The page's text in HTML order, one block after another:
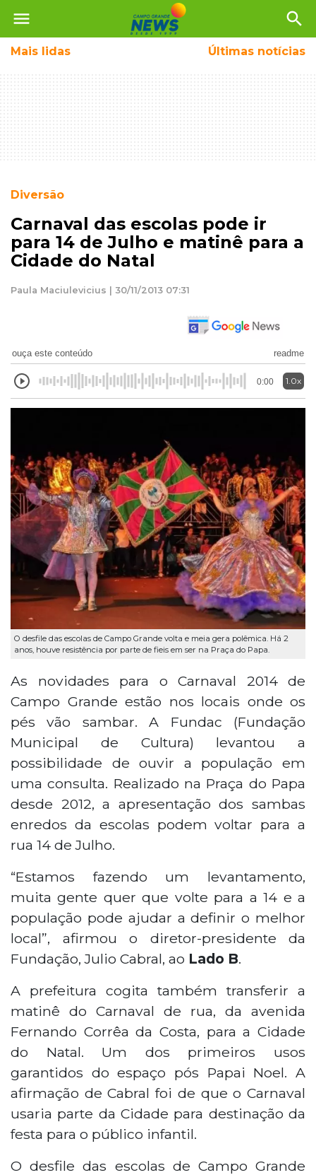
menu search
Mais lidas Últimas notícias
Diversão
Carnaval das escolas pode ir
para 14 de Julho e matinê para a
Cidade do Natal
Paula Maciulevicius | 30/11/2013 07:31
ouça este conteúdo readme
0:00 1.0x
O desfile das escolas de Campo Grande volta e meia gera polêmica. Há 2
anos, houve resistência por parte de fieis em ser na Praça do Papa.
As novidades para o Carnaval 2014 de
Campo Grande estão nos locais onde os
pés vão sambar. A Fundac (Fundação
Municipal de Cultura) levantou a
possibilidade de ouvir a população em
uma consulta. Realizado na Praça do Papa
desde 2012, a apresentação dos sambas
enredos da escolas podem voltar para a
rua 14 de Julho.
“Estamos fazendo um levantamento,
muita gente quer que volte para a 14 e a
população pode ajudar a definir o melhor
local”, afirmou o diretor-presidente da
Fundação, Julio Cabral, ao Lado B.
A prefeitura cogita também transferir a
matinê do Carnaval de rua, da avenida
Fernando Corrêa da Costa, para a Cidade
do Natal. Um dos primeiros usos
garantidos do espaço pós Papai Noel. A
afirmação de Cabral foi de que o Carnaval
usaria parte da Cidade para destinação da
festa para o público infantil.
O desfile das escolas de Campo Grande